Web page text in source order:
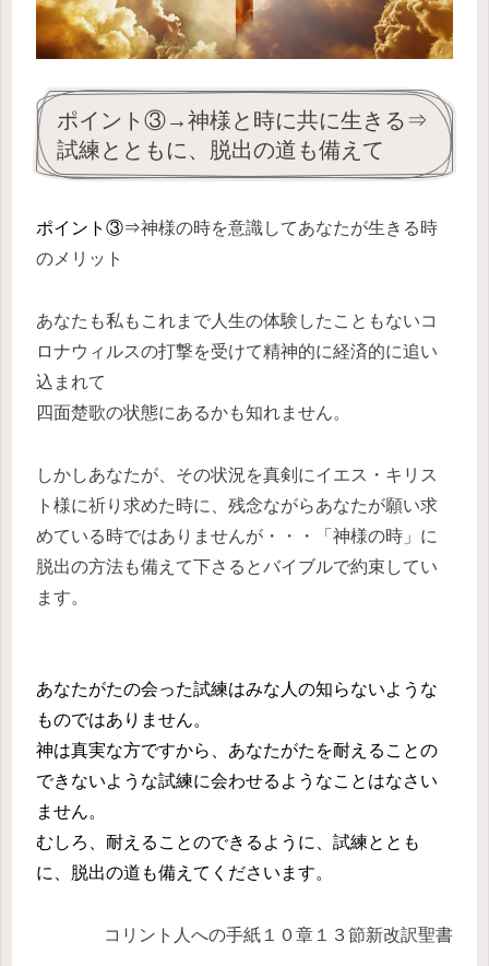
ポイント③→神様と時に共に生きる⇒
試練とともに、脱出の道も備えて
ポイント③⇒神様の時を意識してあなたが生きる時
のメリット
あなたも私もこれまで人生の体験したこともないコ
ロナウィルスの打撃を受けて精神的に経済的に追い
込まれて
四面楚歌の状態にあるかも知れません。
しかしあなたが、その状況を真剣にイエス・キリス
ト様に祈り求めた時に、残念ながらあなたが願い求
めている時ではありませんが・・・「神様の時」に
脱出の方法も備えて下さるとバイブルで約束してい
ます。
あなたがたの会った試練はみな人の知らないような
ものではありません。
神は真実な方ですから、あなたがたを耐えることの
できないような試練に会わせるようなことはなさい
ません。
むしろ、耐えることのできるように、試練ととも
に、脱出の道も備えてくださいます。
コリント人への手紙１０章１３節新改訳聖書